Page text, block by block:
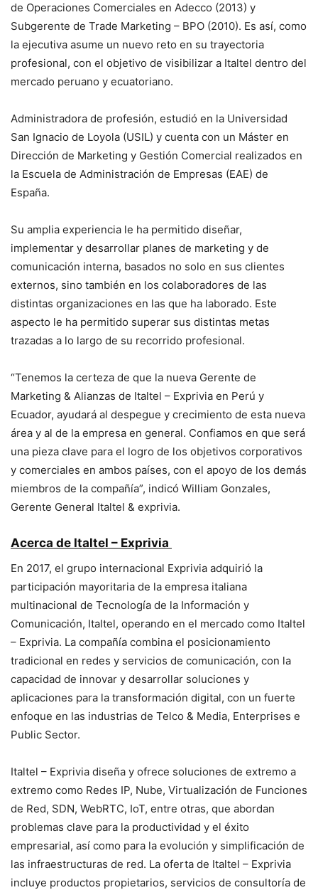
de Operaciones Comerciales en Adecco (2013) y
Subgerente de Trade Marketing – BPO (2010). Es así, como
la ejecutiva asume un nuevo reto en su trayectoria
profesional, con el objetivo de visibilizar a Italtel dentro del
mercado peruano y ecuatoriano.
Administradora de profesión, estudió en la Universidad
San Ignacio de Loyola (USIL) y cuenta con un Máster en
Dirección de Marketing y Gestión Comercial realizados en
la Escuela de Administración de Empresas (EAE) de
España.
Su amplia experiencia le ha permitido diseñar,
implementar y desarrollar planes de marketing y de
comunicación interna, basados no solo en sus clientes
externos, sino también en los colaboradores de las
distintas organizaciones en las que ha laborado. Este
aspecto le ha permitido superar sus distintas metas
trazadas a lo largo de su recorrido profesional.
“Tenemos la certeza de que la nueva Gerente de
Marketing & Alianzas de Italtel – Exprivia en Perú y
Ecuador, ayudará al despegue y crecimiento de esta nueva
área y al de la empresa en general. Confiamos en que será
una pieza clave para el logro de los objetivos corporativos
y comerciales en ambos países, con el apoyo de los demás
miembros de la compañía”, indicó William Gonzales,
Gerente General Italtel & exprivia.
Acerca de Italtel – Exprivia
En 2017, el grupo internacional Exprivia adquirió la
participación mayoritaria de la empresa italiana
multinacional de Tecnología de la Información y
Comunicación, Italtel, operando en el mercado como Italtel
– Exprivia. La compañía combina el posicionamiento
tradicional en redes y servicios de comunicación, con la
capacidad de innovar y desarrollar soluciones y
aplicaciones para la transformación digital, con un fuerte
enfoque en las industrias de Telco & Media, Enterprises e
Public Sector.
Italtel – Exprivia diseña y ofrece soluciones de extremo a
extremo como Redes IP, Nube, Virtualización de Funciones
de Red, SDN, WebRTC, IoT, entre otras, que abordan
problemas clave para la productividad y el éxito
empresarial, así como para la evolución y simplificación de
las infraestructuras de red. La oferta de Italtel – Exprivia
incluye productos propietarios, servicios de consultoría de